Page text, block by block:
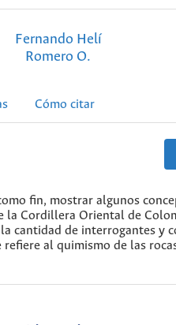
Fernando Helí
Romero O.
Cómo citar
fin, mostrar algunos
la Cordillera Oriental de
cantidad de interrogantes y
refiere al quimismo de las